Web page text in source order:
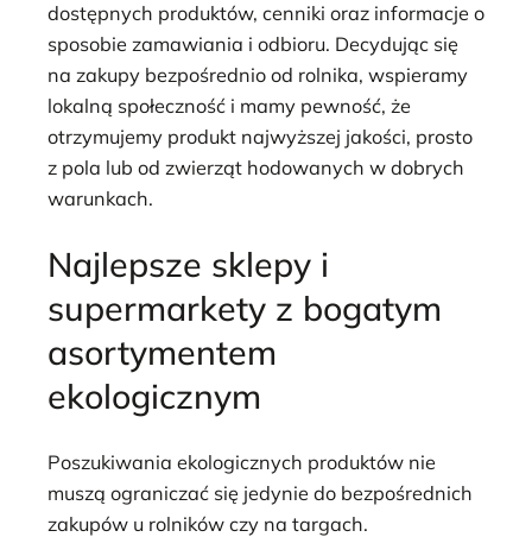
dostępnych produktów, cenniki oraz informacje o
sposobie zamawiania i odbioru. Decydując się
na zakupy bezpośrednio od rolnika, wspieramy
lokalną społeczność i mamy pewność, że
otrzymujemy produkt najwyższej jakości, prosto
z pola lub od zwierząt hodowanych w dobrych
warunkach.
Najlepsze sklepy i
supermarkety z bogatym
asortymentem
ekologicznym
Poszukiwania ekologicznych produktów nie
muszą ograniczać się jedynie do bezpośrednich
zakupów u rolników czy na targach.